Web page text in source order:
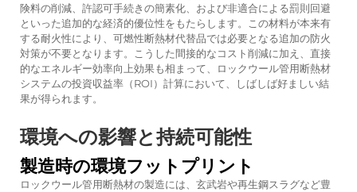
険料の削減、許認可手続きの簡素化、および非適合による罰則回避
といった追加的な経済的優位性をもたらします。この材料が本来有
する耐火性により、可燃性断熱材代替品では必要となる追加の防火
対策が不要となります。こうした間接的なコスト削減に加え、直接
的なエネルギー効率向上効果も相まって、ロックウール管用断熱材
システムの投資収益率（ROI）計算において、しばしば好ましい結
果が得られます。
環境への影響と持続可能性
製造時の環境フットプリント
ロックウール管用断熱材の製造には、玄武岩や再生鋼スラグなど豊